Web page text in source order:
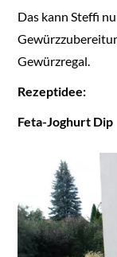
Das kann Steffi
Gewürzregal.
Rezeptidee:
Feta-Joghurt Dip